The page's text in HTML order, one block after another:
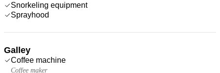
Snorkeling equipment
Sprayhood
Galley
Coffee machine
Coffee maker